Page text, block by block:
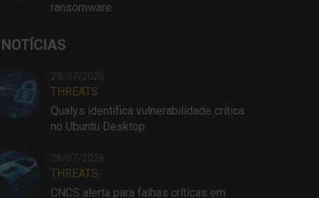
ransomware
29/07/2026
THREATS
Qualys identifica vulnerabilidade crítica
no Ubuntu Desktop
28/07/2026
THREATS
CNCS alerta para falhas críticas em